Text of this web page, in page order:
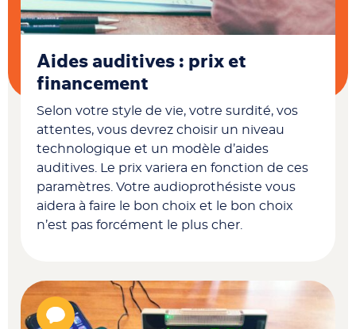
Aides auditives : prix et
financement
Selon votre style de vie, votre surdité, vos
attentes, vous devrez choisir un niveau
technologique et un modèle d’aides
auditives. Le prix variera en fonction de ces
paramètres. Votre audioprothésiste vous
aidera à faire le bon choix et le bon choix
n’est pas forcément le plus cher.